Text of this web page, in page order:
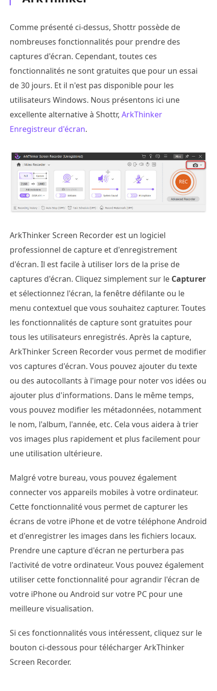
Comme présenté ci-dessus, Shottr possède de
nombreuses fonctionnalités pour prendre des
captures d'écran. Cependant, toutes ces
fonctionnalités ne sont gratuites que pour un essai
de 30 jours. Et il n'est pas disponible pour les
utilisateurs Windows. Nous présentons ici une
excellente alternative à Shottr, ArkThinker
Enregistreur d'écran.
ArkThinker Screen Recorder est un logiciel
professionnel de capture et d'enregistrement
d'écran. Il est facile à utiliser lors de la prise de
captures d'écran. Cliquez simplement sur le Capturer
et sélectionnez l'écran, la fenêtre défilante ou le
menu contextuel que vous souhaitez capturer. Toutes
les fonctionnalités de capture sont gratuites pour
tous les utilisateurs enregistrés. Après la capture,
ArkThinker Screen Recorder vous permet de modifier
vos captures d'écran. Vous pouvez ajouter du texte
ou des autocollants à l'image pour noter vos idées ou
ajouter plus d'informations. Dans le même temps,
vous pouvez modifier les métadonnées, notamment
le nom, l'album, l'année, etc. Cela vous aidera à trier
vos images plus rapidement et plus facilement pour
une utilisation ultérieure.
Malgré votre bureau, vous pouvez également
connecter vos appareils mobiles à votre ordinateur.
Cette fonctionnalité vous permet de capturer les
écrans de votre iPhone et de votre téléphone Android
et d'enregistrer les images dans les fichiers locaux.
Prendre une capture d'écran ne perturbera pas
l'activité de votre ordinateur. Vous pouvez également
utiliser cette fonctionnalité pour agrandir l'écran de
votre iPhone ou Android sur votre PC pour une
meilleure visualisation.
Si ces fonctionnalités vous intéressent, cliquez sur le
bouton ci-dessous pour télécharger ArkThinker
Screen Recorder.